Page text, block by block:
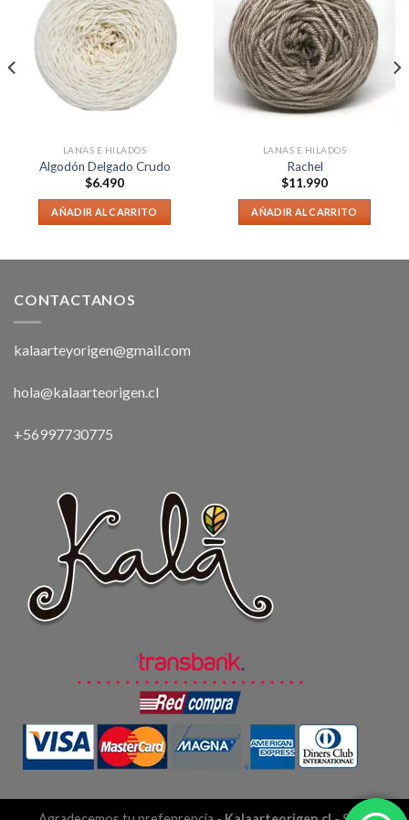
LANAS E HILADOS
Algodón Delgado Crudo
$6.490
AÑADIR AL CARRITO
LANAS E HILADOS
Rachel
$11.990
AÑADIR AL CARRITO
CONTACTANOS
kalaarteyorigen@gmail.com
hola@kalaarteorigen.cl
+56997730775